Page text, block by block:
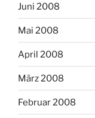
Juni 2008
Mai 2008
April 2008
März 2008
Februar 2008